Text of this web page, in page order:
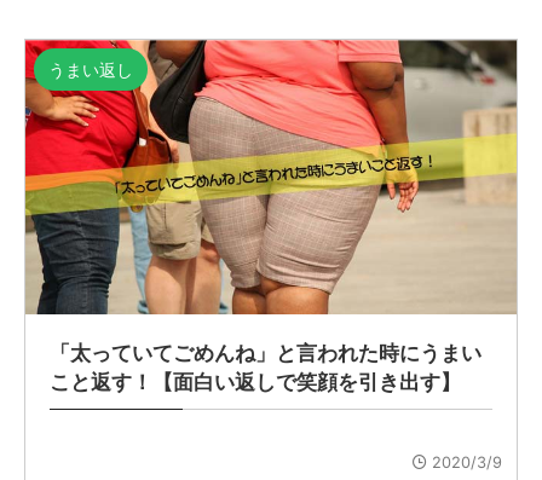
うまい返し
「太っていてごめんね」と言われた時にうまい
こと返す！【面白い返しで笑顔を引き出す】
2020/3/9